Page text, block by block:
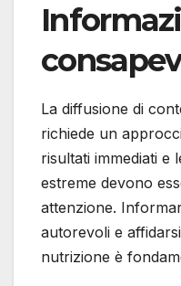
La diffusione di
richiede un
risultati immediati e
estreme devono
attenzione.
autorevoli e
nutrizione è